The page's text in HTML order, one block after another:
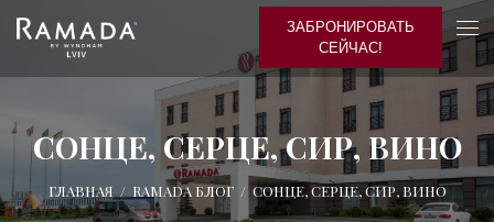
ЗАБРОНИРОВАТЬ
СЕЙЧАС!
СОНЦЕ, СЕРЦЕ, СИР, ВИНО
ГЛАВНАЯ / RAMADA БЛОГ / СОНЦЕ, СЕРЦЕ, СИР, ВИНО